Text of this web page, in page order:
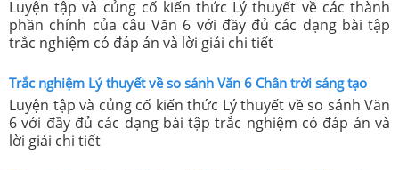
Luyện tập và củng cố kiến thức Lý thuyết về các thành
phần chính của câu Văn 6 với đầy đủ các dạng bài tập
trắc nghiệm có đáp án và lời giải chi tiết
Trắc nghiệm Lý thuyết về so sánh Văn 6 Chân trời sáng tạo
Luyện tập và củng cố kiến thức Lý thuyết về so sánh Văn
6 với đầy đủ các dạng bài tập trắc nghiệm có đáp án và
lời giải chi tiết